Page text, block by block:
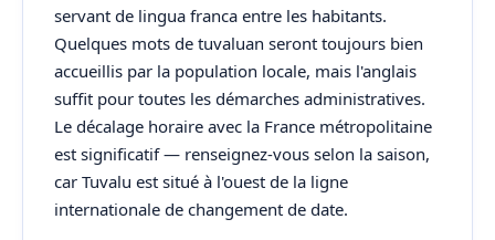
servant de lingua franca entre les habitants.
Quelques mots de tuvaluan seront toujours bien
accueillis par la population locale, mais l'anglais
suffit pour toutes les démarches administratives.
Le décalage horaire avec la France métropolitaine
est significatif — renseignez-vous selon la saison,
car Tuvalu est situé à l'ouest de la ligne
internationale de changement de date.